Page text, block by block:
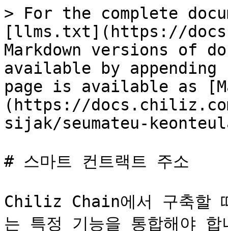
> For the complete
[llms.txt](https://
Markdown versions of
available by
page is available as
(https://
sijak/seumateu-
# 스마트 컨트랙트 주소
Chiliz Chain에서 구축할
는 특정 기능을 통합해야